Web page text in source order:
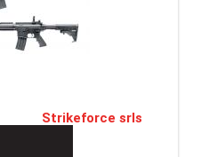
Strikeforce srls